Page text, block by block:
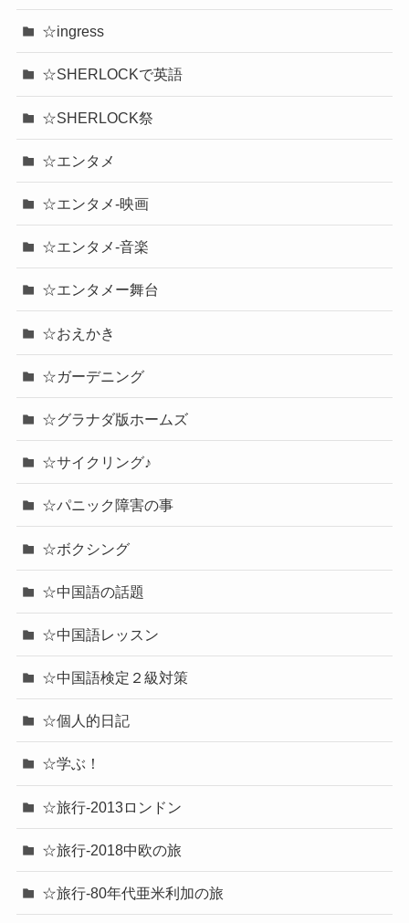
☆ingress
☆SHERLOCKで英語
☆SHERLOCK祭
☆エンタメ
☆エンタメ-映画
☆エンタメ-音楽
☆エンタメー舞台
☆おえかき
☆ガーデニング
☆グラナダ版ホームズ
☆サイクリング♪
☆パニック障害の事
☆ボクシング
☆中国語の話題
☆中国語レッスン
☆中国語検定２級対策
☆個人的日記
☆学ぶ！
☆旅行-2013ロンドン
☆旅行-2018中欧の旅
☆旅行-80年代亜米利加の旅